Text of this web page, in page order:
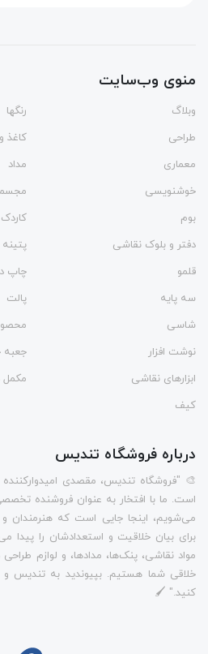
منوی وب‌سایت
وبلاگ
رنگها
طراحی
کاغذ
معماری
مداد
خوشنویسی
بوم
دفتر و بلوک نقاشی
پتینه
قلمو
چاپ
سه پایه
پالت
شاسی
نوشت افزار
جعبه
ابزارهای نقاشی
مکمل
کیف
درباره فروشگاه تندیس
🎨 "فروشگاه تندیس، مقصدی امیدوارکننده
است. ما با افتخار به عنوان فروشنده
می‌شویم، اینجا جایی است که هنرمندان و
برای بیان خلاقیت و استعدادشان را پیدا
مواد نقاشی، پنک‌ها، مدادها، و لوازم
خلاقی شما هستیم. بپیوندید به تندیس و
کنید." 🖌️